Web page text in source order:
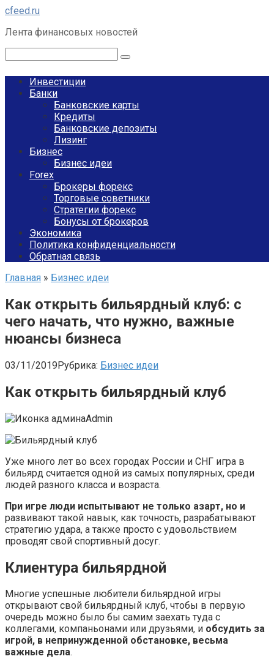
Перейти
контенту
cfeed.ru
Лента финансовых новостей
Инвестиции
Банки
Банковские карты
Кредиты
Банковские депозиты
Лизинг
Бизнес
Бизнес идеи
Forex
Брокеры форекс
Торговые советники
Стратегии форекс
Бонусы от брокеров
Экономика
Политика конфиденциальности
Обратная связь
Главная » Бизнес идеи
Как открыть бильярдный клуб: с
чего начать, что нужно, важные
нюансы бизнеса
03/11/2019Рубрика: Бизнес идеи
Как открыть бильярдный клуб
Admin
Уже много лет во всех городах России и СНГ игра в
бильярд считается одной из самых популярных, среди
людей разного класса и возраста.
При игре люди испытывают не только азарт, но и
развивают такой навык, как точность, разрабатывают
стратегию удара, а также просто с удовольствием
проводят свой спортивный досуг.
Клиентура бильярдной
Многие успешные любители бильярдной игры
открывают свой бильярдный клуб, чтобы в первую
очередь можно было бы самим заехать туда с
коллегами, компаньонами или друзьями, и обсудить за
игрой, в непринужденной обстановке, весьма
важные дела.